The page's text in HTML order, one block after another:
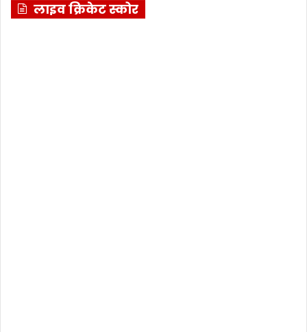
लाइव क्रिकेट स्कोर